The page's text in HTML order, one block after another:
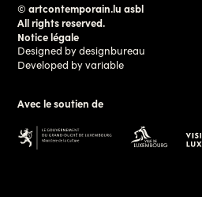
© artcontemporain.lu asbl
All rights reserved.
Notice légale
Designed bydesignbureau
Developed byvariable
Avec le soutien de